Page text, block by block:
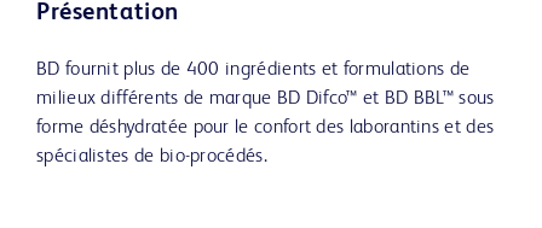
Présentation
BD fournit plus de 400 ingrédients et formulations de
milieux différents de marque BD Difco™ et BD BBL™ sous
forme déshydratée pour le confort des laborantins et des
spécialistes de bio-procédés.